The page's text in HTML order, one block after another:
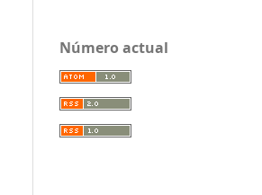
Número actual